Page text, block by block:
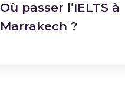
Où passer l’IELTS à
Marrakech ?